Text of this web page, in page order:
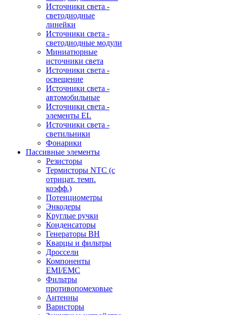
Источники света -
светодиодные
линейки
Источники света -
светодиодные модули
Миниатюрные
источники света
Источники света -
освещение
Источники света -
автомобильные
Источники света -
элементы EL
Источники света -
светильники
Фонарики
Пассивные элементы
Резисторы
Термисторы NTC (с
отрицат. темп.
коэфф.)
Потенциометры
Энкодеры
Круглые ручки
Конденсаторы
Генераторы ВН
Кварцы и фильтры
Дроссели
Компоненты
EMI/EMC
Фильтры
противопомеховые
Антенны
Варисторы